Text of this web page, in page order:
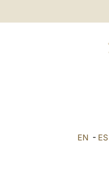
EN - ES